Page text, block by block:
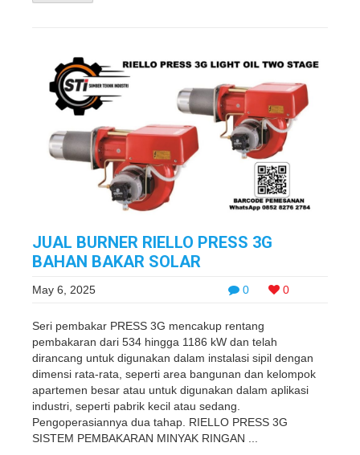
JUAL BURNER RIELLO PRESS 3G
BAHAN BAKAR SOLAR
0 0
May 6, 2025
Seri pembakar PRESS 3G mencakup rentang
pembakaran dari 534 hingga 1186 kW dan telah
dirancang untuk digunakan dalam instalasi sipil dengan
dimensi rata-rata, seperti area bangunan dan kelompok
apartemen besar atau untuk digunakan dalam aplikasi
industri, seperti pabrik kecil atau sedang.
Pengoperasiannya dua tahap. RIELLO PRESS 3G
SISTEM PEMBAKARAN MINYAK RINGAN ...